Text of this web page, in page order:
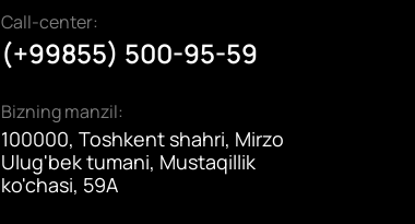
Call-center:
(+99855) 500-95-59
Bizning manzil:
100000, Toshkent shahri, Mirzo
Ulug'bek tumani, Mustaqillik
ko'chasi, 59A